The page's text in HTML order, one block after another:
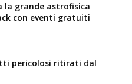
la grande astrofisica
con eventi gratuiti
pericolosi ritirati dal